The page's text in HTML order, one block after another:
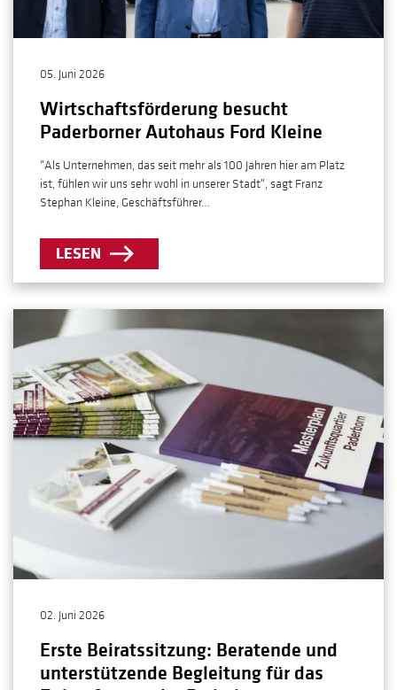
05. Juni 2026
Wirtschaftsförderung besucht
Paderborner Autohaus Ford Kleine
"Als Unternehmen, das seit mehr als 100 Jahren hier am Platz
ist, fühlen wir uns sehr wohl in unserer Stadt", sagt Franz
Stephan Kleine, Geschäftsführer…
LESEN
02. Juni 2026
Erste Beiratssitzung: Beratende und
unterstützende Begleitung für das